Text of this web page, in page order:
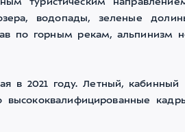
туристическим
водопады, зеленые
по горным рекам, альпинизм
в 2021 году. Летный, кабинный
высококвалифицированные